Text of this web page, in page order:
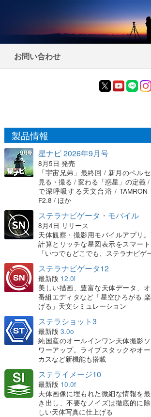
お問い合わせ
製品情報
星ナビ 2026年9月号
8月5日 発売
「宇宙兄弟」最終回 / 新月のペル
見る・撮る / 変わる「惑星」の定義
で深呼吸する天文台浴 / TAMRON
F2.8 / ほか
ステラナビゲータ・モバイル
8月4日 リリース
天体観察・撮影用モバイルアプリ
計算とリッチな星図表示をスマー
「いつでもどこでも、ステラナビゲ
ステラナビゲータ12
最新版 12.0i
美しい描画、豊富な天体データ、
番組エディタなど「星空ひろがる
げる」天文シミュレーション
ステラショット3
最新版 3.0o
純国産のオールインワン天体撮影
ワーアップ。ライブスタックやオ
カスなど新機能も搭載
ステライメージ10
最新版 10.0f
天体画像に埋もれた微細な情報を
き出し、不要なノイズは徹底的に
しい天体写真に仕上げる